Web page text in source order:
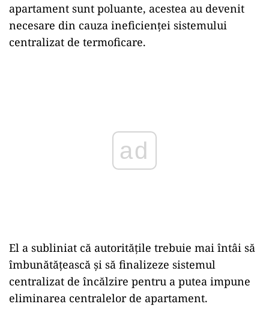
apartament sunt poluante, acestea au devenit
necesare din cauza ineficienței sistemului
centralizat de termoficare.
ad
El a subliniat că autoritățile trebuie mai întâi să
îmbunătățească și să finalizeze sistemul
centralizat de încălzire pentru a putea impune
eliminarea centralelor de apartament.